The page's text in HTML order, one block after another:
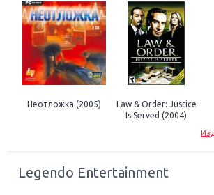
Неотложка (2005)
Law & Order: Justice
Is Served (2004)
Legendo Entertainment